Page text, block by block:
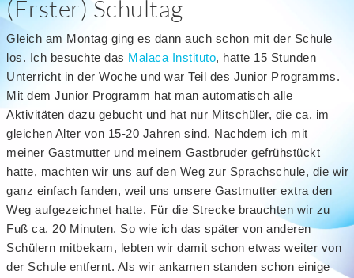
(Erster) Schultag
Gleich am Montag ging es dann auch schon mit der Schule
los. Ich besuchte das Malaca Instituto, hatte 15 Stunden
Unterricht in der Woche und war Teil des Junior Programms.
Mit dem Junior Programm hat man automatisch alle
Aktivitäten dazu gebucht und hat nur Mitschüler, die ca. im
gleichen Alter von 15-20 Jahren sind. Nachdem ich mit
meiner Gastmutter und meinem Gastbruder gefrühstückt
hatte, machten wir uns auf den Weg zur Sprachschule, die wir
ganz einfach fanden, weil uns unsere Gastmutter extra den
Weg aufgezeichnet hatte. Für die Strecke brauchten wir zu
Fuß ca. 20 Minuten. So wie ich das später von anderen
Schülern mitbekam, lebten wir damit schon etwas weiter von
der Schule entfernt. Als wir ankamen standen schon einige